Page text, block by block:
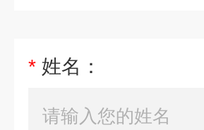
* 姓名：